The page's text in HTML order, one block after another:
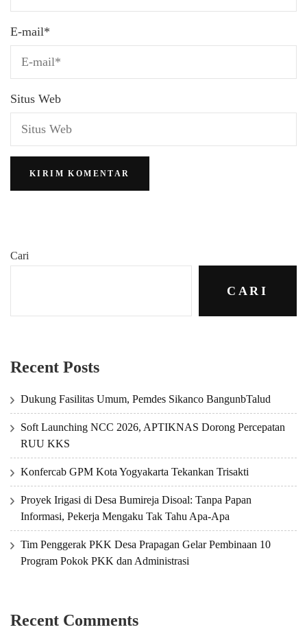
E-mail*
Situs Web
Cari
CARI
Recent Posts
Dukung Fasilitas Umum, Pemdes Sikanco BangunbTalud
Soft Launching NCC 2026, APTIKNAS Dorong Percepatan
RUU KKS
Konfercab GPM Kota Yogyakarta Tekankan Trisakti
Proyek Irigasi di Desa Bumireja Disoal: Tanpa Papan
Informasi, Pekerja Mengaku Tak Tahu Apa-Apa
Tim Penggerak PKK Desa Prapagan Gelar Pembinaan 10
Program Pokok PKK dan Administrasi
Recent Comments